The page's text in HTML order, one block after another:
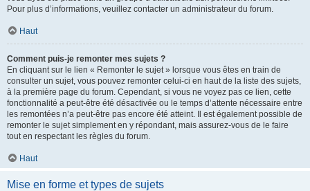
Pour plus d’informations, veuillez contacter un administrateur du forum.
Haut
Comment puis-je remonter mes sujets ?
En cliquant sur le lien « Remonter le sujet » lorsque vous êtes en train de
consulter un sujet, vous pouvez remonter celui-ci en haut de la liste des sujets,
à la première page du forum. Cependant, si vous ne voyez pas ce lien, cette
fonctionnalité a peut-être été désactivée ou le temps d’attente nécessaire entre
les remontées n’a peut-être pas encore été atteint. Il est également possible de
remonter le sujet simplement en y répondant, mais assurez-vous de le faire
tout en respectant les règles du forum.
Haut
Mise en forme et types de sujets